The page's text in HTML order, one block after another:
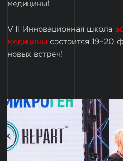
медицины!
VIII Инновационная школа
медицины состоится 19–20
новых встреч!